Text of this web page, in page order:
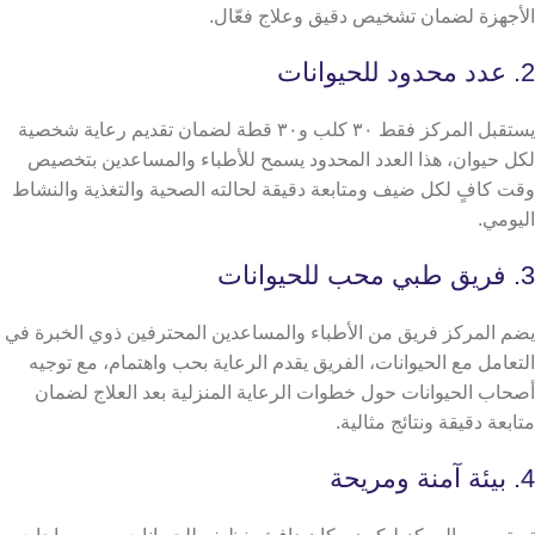
الأجهزة لضمان تشخيص دقيق وعلاج فعّال.
2. عدد محدود للحيوانات
يستقبل المركز فقط ٣٠ كلب و٣٠ قطة لضمان تقديم رعاية شخصية
لكل حيوان، هذا العدد المحدود يسمح للأطباء والمساعدين بتخصيص
وقت كافٍ لكل ضيف ومتابعة دقيقة لحالته الصحية والتغذية والنشاط
اليومي.
3. فريق طبي محب للحيوانات
يضم المركز فريق من الأطباء والمساعدين المحترفين ذوي الخبرة في
التعامل مع الحيوانات، الفريق يقدم الرعاية بحب واهتمام، مع توجيه
أصحاب الحيوانات حول خطوات الرعاية المنزلية بعد العلاج لضمان
متابعة دقيقة ونتائج مثالية.
4. بيئة آمنة ومريحة